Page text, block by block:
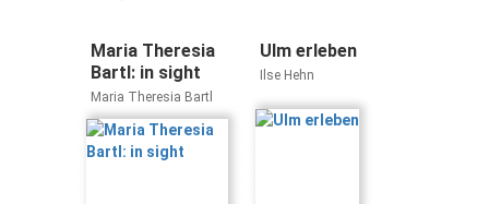
Maria Theresia
Bartl: in sight
Maria Theresia Bartl
Ulm erleben
Ilse Hehn